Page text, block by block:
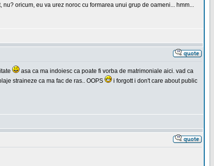
oricum, eu va urez noroc cu formarea unui grup de oameni... hmm...
asa ca ma indoiesc ca poate fi vorba de matrimoniale aici. vad ca
straineze ca ma fac de ras.. OOPS
i forgott i don't care about public